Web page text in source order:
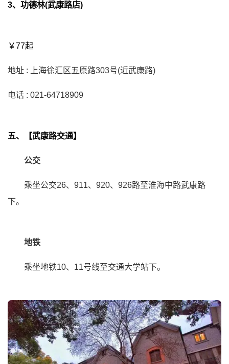
3、功德林(武康路店)
￥77起
地址 : 上海徐汇区五原路303号(近武康路)
电话 : 021-64718909
五、【武康路交通】
公交
乘坐公交26、911、920、926路至淮海中路武康路
下。
地铁
乘坐地铁10、11号线至交通大学站下。